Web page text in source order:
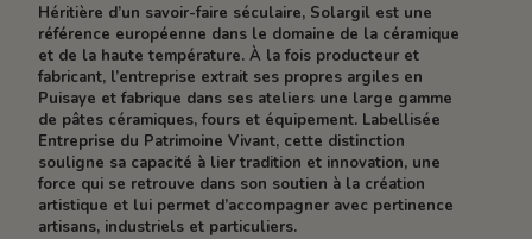
Héritière d’un savoir-faire séculaire, Solargil est une
référence européenne dans le domaine de la céramique
et de la haute température. À la fois producteur et
fabricant, l’entreprise extrait ses propres argiles en
Puisaye et fabrique dans ses ateliers une large gamme
de pâtes céramiques, fours et équipement. Labellisée
Entreprise du Patrimoine Vivant, cette distinction
souligne sa capacité à lier tradition et innovation, une
force qui se retrouve dans son soutien à la création
artistique et lui permet d’accompagner avec pertinence
artisans, industriels et particuliers.